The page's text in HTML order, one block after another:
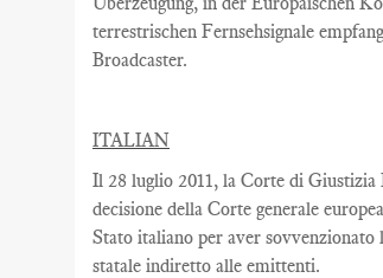
terrestrischen Fernsehsignale
Broadcaster.
ITALIAN
Il 28 luglio 2011, la Corte di
decisione della Corte generale
Stato italiano per aver
statale indiretto alle emittenti.